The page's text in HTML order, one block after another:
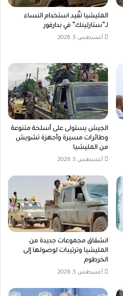
المليشيا تقّيد استخدام النساء
لـ”ستارلينك” في بدارفور
أغسطس 5, 2026
الجيش يستولى على أسلحة متنوعة
وطائرات مسيرة وأجهزة تشويش
من المليشيا
أغسطس 5, 2026
انشقاق مجموعات جديدة من
المليشيا وترتيبات لوصولها إلى
الخرطوم
أغسطس 5, 2026